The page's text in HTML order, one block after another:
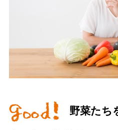
野菜たち